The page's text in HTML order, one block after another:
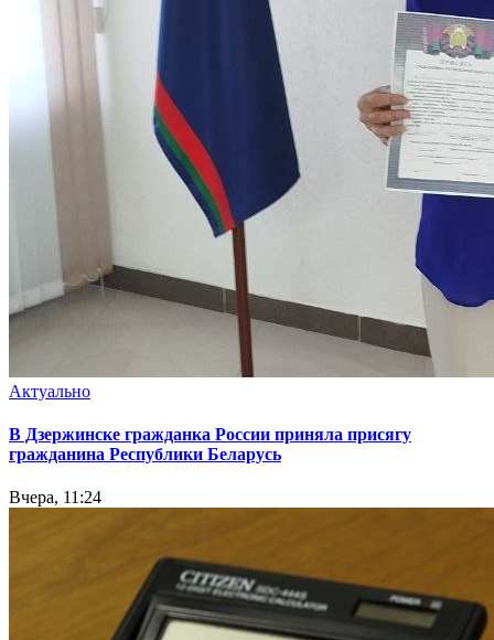
Актуально
В Дзержинске гражданка России приняла присягу
гражданина Республики Беларусь
Вчера, 11:24